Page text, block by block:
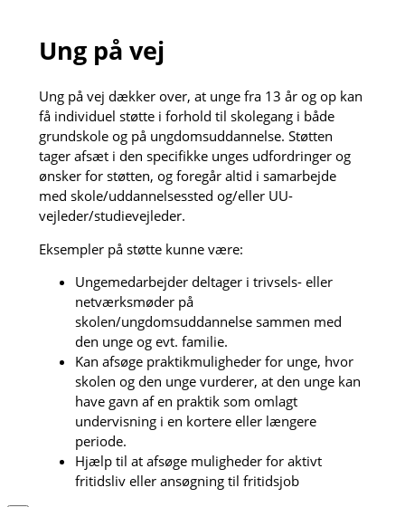
Ung på vej
Ung på vej dækker over, at unge fra 13 år og op kan
få individuel støtte i forhold til skolegang i både
grundskole og på ungdomsuddannelse. Støtten
tager afsæt i den specifikke unges udfordringer og
ønsker for støtten, og foregår altid i samarbejde
med skole/uddannelsessted og/eller UU-
vejleder/studievejleder.
Eksempler på støtte kunne være:
Ungemedarbejder deltager i trivsels- eller
netværksmøder på
skolen/ungdomsuddannelse sammen med
den unge og evt. familie.
Kan afsøge praktikmuligheder for unge, hvor
skolen og den unge vurderer, at den unge kan
have gavn af en praktik som omlagt
undervisning i en kortere eller længere
periode.
Hjælp til at afsøge muligheder for aktivt
fritidsliv eller ansøgning til fritidsjob